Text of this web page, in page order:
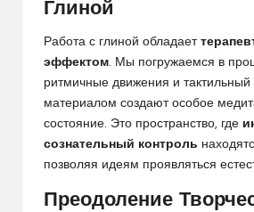
Глиной
Работа с глиной обладает
эффектом. Мы погружаемся в
ритмичные движения и тактильный
материалом создают особое
состояние. Это пространство, где
сознательный контроль
позволяя идеям проявляться
Преодоление